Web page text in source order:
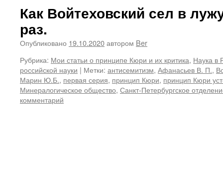
Как Войтеховский сел в
раз.
Опубликовано 19.10.2020автором Ber
Рубрика: Мои статьи о принципе Кюри и их критика, Наука в
российской науки | Метки: антисемитизм, Афанасьев В. П.,
Марин Ю.Б., первая серия, принцип Кюри, принцип Кюри
Минералогическое общество, Санкт-Петербургское
комментарий